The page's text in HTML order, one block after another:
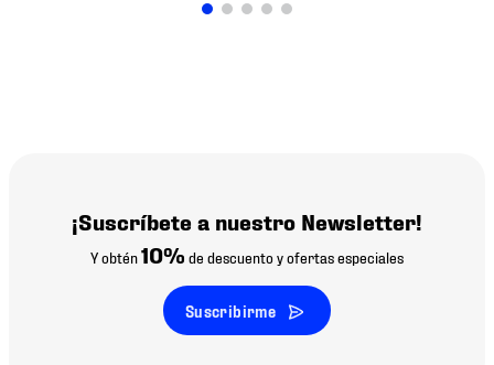
¡Suscríbete a nuestro Newsletter!
Y obtén10% de descuento y ofertas especiales
Suscribirme